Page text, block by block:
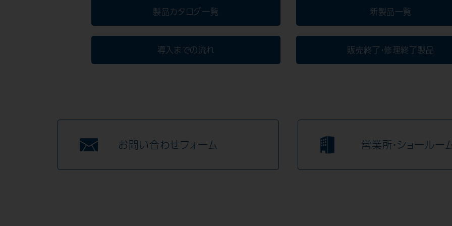
製品カタログ一覧 新製品一覧
導入までの流れ 販売終了・修理終了製品
お問い合わせフォーム 営業所・ショールー